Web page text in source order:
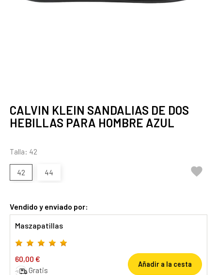
CALVIN KLEIN SANDALIAS DE DOS
HEBILLAS PARA HOMBRE AZUL
Talla: 42
42 44 
Vendido y enviado por:
Maszapatillas
60,00 €
Gratis
Añadir a la cesta